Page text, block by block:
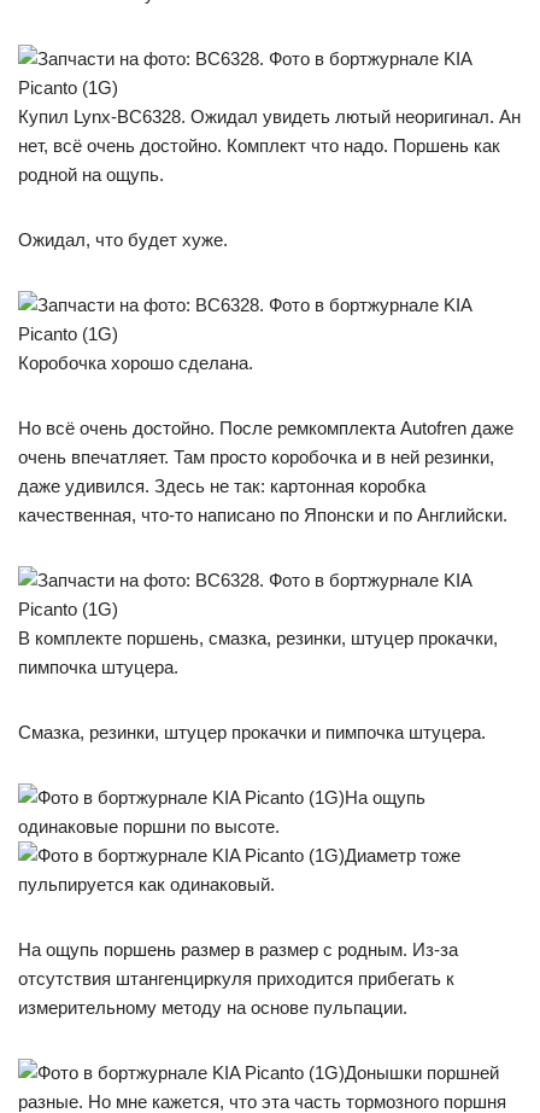
Купил Lynx-BC6328. Ожидал увидеть лютый неоригинал. Ан
нет, всё очень достойно. Комплект что надо. Поршень как
родной на ощупь.
Ожидал, что будет хуже.
Коробочка хорошо сделана.
Но всё очень достойно. После ремкомплекта Autofren даже
очень впечатляет. Там просто коробочка и в ней резинки,
даже удивился. Здесь не так: картонная коробка
качественная, что-то написано по Японски и по Английски.
В комплекте поршень, смазка, резинки, штуцер прокачки,
пимпочка штуцера.
Смазка, резинки, штуцер прокачки и пимпочка штуцера.
На ощупь
одинаковые поршни по высоте.
Диаметр тоже
пульпируется как одинаковый.
На ощупь поршень размер в размер с родным. Из-за
отсутствия штангенциркуля приходится прибегать к
измерительному методу на основе пульпации.
Донышки поршней
разные. Но мне кажется, что эта часть тормозного поршня